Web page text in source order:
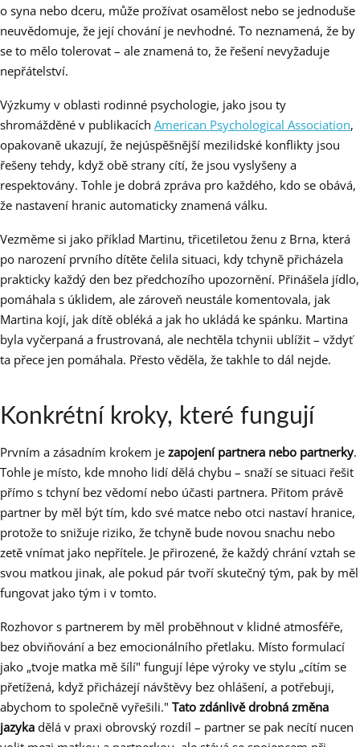
o syna nebo dceru, může prožívat osamělost nebo se jednoduše
neuvědomuje, že její chování je nevhodné. To neznamená, že by
se to mělo tolerovat – ale znamená to, že řešení nevyžaduje
nepřátelství.
Výzkumy v oblasti rodinné psychologie, jako jsou ty
shromážděné v publikacích American Psychological Association,
opakovaně ukazují, že nejúspěšnější mezilidské konflikty jsou
řešeny tehdy, když obě strany cítí, že jsou vyslyšeny a
respektovány. Tohle je dobrá zpráva pro každého, kdo se obává,
že nastavení hranic automaticky znamená válku.
Vezměme si jako příklad Martinu, třicetiletou ženu z Brna, která
po narození prvního dítěte čelila situaci, kdy tchyně přicházela
prakticky každý den bez předchozího upozornění. Přinášela jídlo,
pomáhala s úklidem, ale zároveň neustále komentovala, jak
Martina kojí, jak dítě obléká a jak ho ukládá ke spánku. Martina
byla vyčerpaná a frustrovaná, ale nechtěla tchynii ublížit – vždyť
ta přece jen pomáhala. Přesto věděla, že takhle to dál nejde.
Konkrétní kroky, které fungují
Prvním a zásadním krokem je zapojení partnera nebo partnerky.
Tohle je místo, kde mnoho lidí dělá chybu – snaží se situaci řešit
přímo s tchyní bez vědomí nebo účasti partnera. Přitom právě
partner by měl být tím, kdo své matce nebo otci nastaví hranice,
protože to snižuje riziko, že tchyně bude novou snachu nebo
zetě vnímat jako nepřítele. Je přirozené, že každý chrání vztah se
svou matkou jinak, ale pokud pár tvoří skutečný tým, pak by měl
fungovat jako tým i v tomto.
Rozhovor s partnerem by měl proběhnout v klidné atmosféře,
bez obviňování a bez emocionálního přetlaku. Místo formulací
jako „tvoje matka mě šílí" fungují lépe výroky ve stylu „cítím se
přetížená, když přicházejí návštěvy bez ohlášení, a potřebuji,
abychom to společně vyřešili." Tato zdánlivě drobná změna
jazyka dělá v praxi obrovský rozdíl – partner se pak necítí nucen